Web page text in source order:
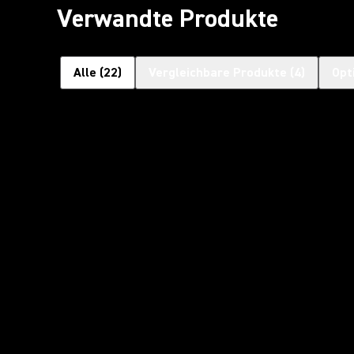
Verwandte Produkte
Alle (22)